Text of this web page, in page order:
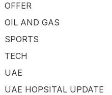
OFFER
OIL AND GAS
SPORTS
TECH
UAE
UAE HOPSITAL UPDATE